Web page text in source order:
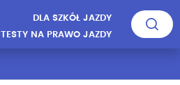
DLA SZKÓŁ JAZDY
TESTY NA PRAWO JAZDY